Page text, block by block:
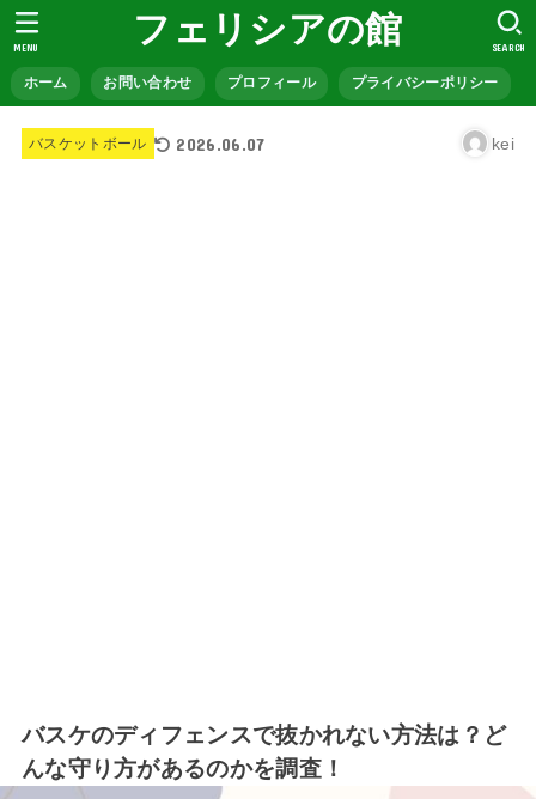
フェリシアの館
ホーム お問い合わせ プロフィール プライバシーポリシー
SEARCH
MENU
バスケットボール 2026.06.07 kei
バスケのディフェンスで抜かれない方法は？ど
んな守り方があるのかを調査！